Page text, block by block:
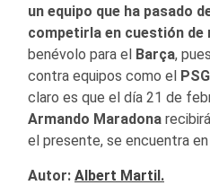
un equipo que ha pasado
competirla en cuestión de
benévolo para el
Barça,
contra equipos como el
PSG
claro es que el día 21 de
Armando Maradona
el presente, se encuentra en
Autor: Albert Martil.